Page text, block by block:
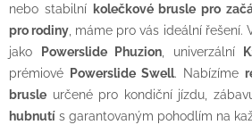
nebo stabilní kolečkové brusle pro
pro rodiny , máme pro vás ideální
jako Powerslide Phuzion , univerzální
prémiové Powerslide Swell. Nabízíme
brusle určené pro kondiční jízdu,
hubnutí s garantovaným pohodlím na